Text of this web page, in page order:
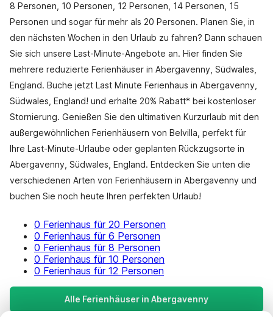
8 Personen, 10 Personen, 12 Personen, 14 Personen, 15
Personen und sogar für mehr als 20 Personen. Planen Sie, in
den nächsten Wochen in den Urlaub zu fahren? Dann schauen
Sie sich unsere Last-Minute-Angebote an. Hier finden Sie
mehrere reduzierte Ferienhäuser in Abergavenny, Südwales,
England. Buche jetzt Last Minute Ferienhaus in Abergavenny,
Südwales, England! und erhalte 20% Rabatt* bei kostenloser
Stornierung. Genießen Sie den ultimativen Kurzurlaub mit den
außergewöhnlichen Ferienhäusern von Belvilla, perfekt für
Ihre Last-Minute-Urlaube oder geplanten Rückzugsorte in
Abergavenny, Südwales, England. Entdecken Sie unten die
verschiedenen Arten von Ferienhäusern in Abergavenny und
buchen Sie noch heute Ihren perfekten Urlaub!
0 Ferienhaus für 20 Personen
0 Ferienhaus für 6 Personen
0 Ferienhaus für 8 Personen
0 Ferienhaus für 10 Personen
0 Ferienhaus für 12 Personen
Alle Ferienhäuser in Abergavenny